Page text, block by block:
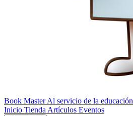
Book Master Al servicio de la educación
Inicio Tienda Artículos Eventos